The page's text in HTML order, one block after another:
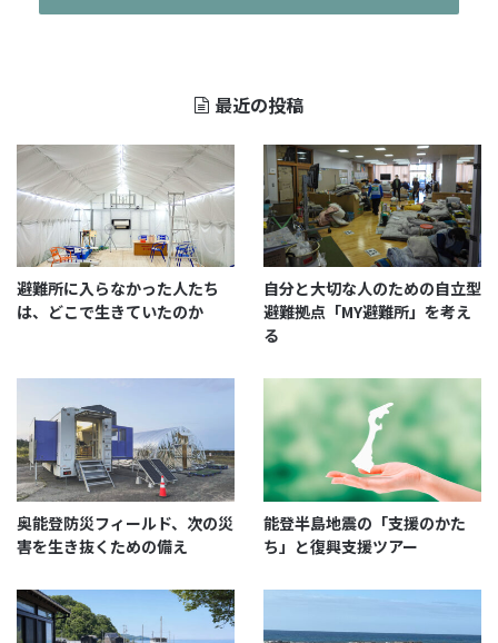
外浦はこのように、海岸が３～４m隆起しました。白
くなっているところは海の中にあった部分。貝殻など
最近の投稿
避難所に入らなかった人たち
は、どこで生きていたのか
自分と大切な人のための自立型
避難拠点「MY避難所」を考え
る
奥能登防災フィールド、次の災
害を生き抜くための備え
能登半島地震の「支援のかた
ち」と復興支援ツアー